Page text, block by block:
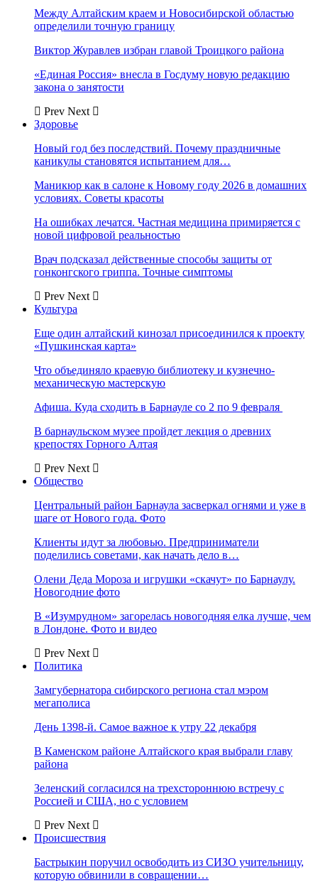
Между Алтайским краем и Новосибирской областью
определили точную границу
Виктор Журавлев избран главой Троицкого района
«Единая Россия» внесла в Госдуму новую редакцию
закона о занятости
Prev Next
Здоровье
Новый год без последствий. Почему праздничные
каникулы становятся испытанием для…
Маникюр как в салоне к Новому году 2026 в домашних
условиях. Советы красоты
На ошибках лечатся. Частная медицина примиряется с
новой цифровой реальностью
Врач подсказал действенные способы защиты от
гонконгского гриппа. Точные симптомы
Prev Next
Культура
Еще один алтайский кинозал присоединился к проекту
«Пушкинская карта»
Что объединяло краевую библиотеку и кузнечно-
механическую мастерскую
Афиша. Куда сходить в Барнауле со 2 по 9 февраля
В барнаульском музее пройдет лекция о древних
крепостях Горного Алтая
Prev Next
Общество
Центральный район Барнаула засверкал огнями и уже в
шаге от Нового года. Фото
Клиенты идут за любовью. Предприниматели
поделились советами, как начать дело в…
Олени Деда Мороза и игрушки «скачут» по Барнаулу.
Новогодние фото
В «Изумрудном» загорелась новогодняя елка лучше, чем
в Лондоне. Фото и видео
Prev Next
Политика
Замгубернатора сибирского региона стал мэром
мегаполиса
День 1398-й. Самое важное к утру 22 декабря
В Каменском районе Алтайского края выбрали главу
района
Зеленский согласился на трехстороннюю встречу с
Россией и США, но с условием
Prev Next
Происшествия
Бастрыкин поручил освободить из СИЗО учительницу,
которую обвинили в совращении…